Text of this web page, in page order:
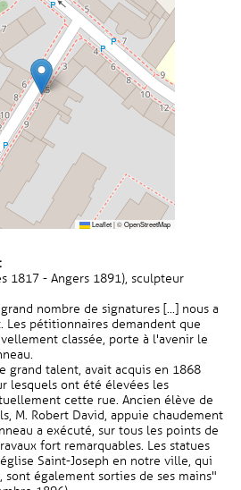
Leaflet|©OpenStreetMap
1817 - Angers 1891), sculpteur
nombre de signatures [...] nous a
pétitionnaires demandent que
classée, porte à l'avenir le
grand talent, avait acquis en 1868
lesquels ont été élevées les
cette rue. Ancien élève de
M. Robert David, appuie chaudement
a exécuté, sur tous les points de
fort remarquables. Les statues
Saint-Joseph en notre ville, qui
sont également sorties de ses mains"